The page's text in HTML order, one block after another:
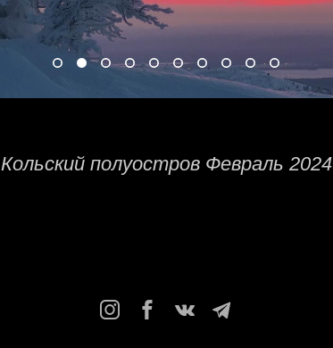
Кольский полуостров Февраль 2024